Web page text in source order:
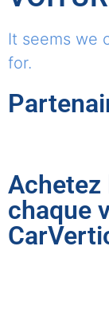
It seems we
for.
Achetez
chaque